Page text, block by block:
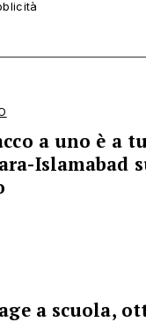
a uno è a
Islamabad
a scuola,